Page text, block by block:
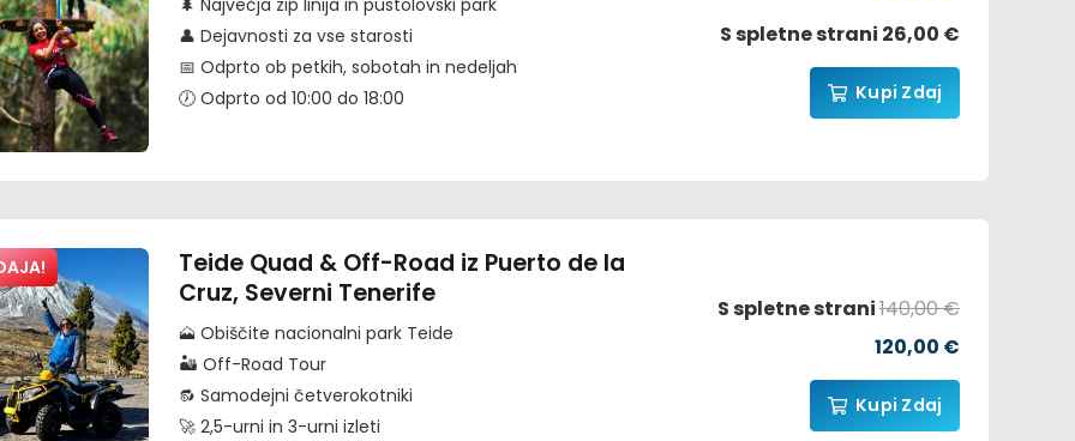
🌲 Največja zip linija in pustolovski park
👤 Dejavnosti za vse starosti
📅 Odprto ob petkih, sobotah in nedeljah
🕖 Odprto od 10:00 do 18:00
S spletne strani 26,00 €
Kupi Zdaj
Teide Quad & Off-Road iz Puerto de la
Cruz, Severni Tenerife
🗻 Obiščite nacionalni park Teide
🏜️ Off-Road Tour
🔂 Samodejni četverokotniki
🚀 2,5-urni in 3-urni izleti
S spletne strani140,00€
Prvotna
cena
je
120,00 €Trenutna
cena
je:
Kupi Zdaj